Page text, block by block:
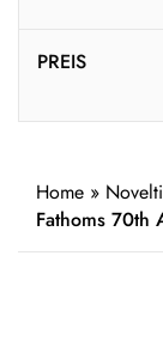
PREIS
Home »
Fathoms 70th